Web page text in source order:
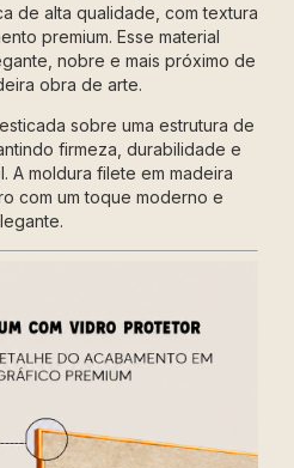
de alta qualidade, com textura
premium. Esse material
nobre e mais próximo de
obra de arte.
sobre uma estrutura de
firmeza, durabilidade e
A moldura filete em madeira
com um toque moderno e